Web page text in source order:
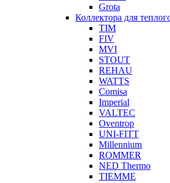
Grota
Коллектора для
TIM
FIV
MVI
STOUT
REHAU
WATTS
Comisa
Imperial
VALTEC
Oventrop
UNI-FITT
Millennium
ROMMER
NED Thermo
TIEMME